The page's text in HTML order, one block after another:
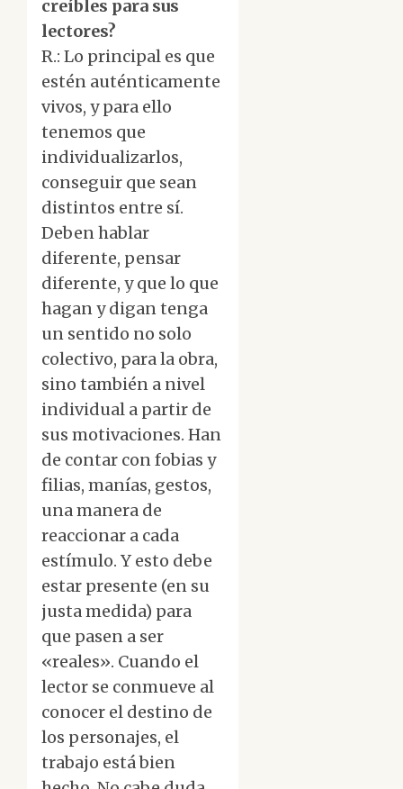
creíbles para sus
lectores?
R.: Lo principal es que
estén auténticamente
vivos, y para ello
tenemos que
individualizarlos,
conseguir que sean
distintos entre sí.
Deben hablar
diferente, pensar
diferente, y que lo que
hagan y digan tenga
un sentido no solo
colectivo, para la obra,
sino también a nivel
individual a partir de
sus motivaciones. Han
de contar con fobias y
filias, manías, gestos,
una manera de
reaccionar a cada
estímulo. Y esto debe
estar presente (en su
justa medida) para
que pasen a ser
«reales». Cuando el
lector se conmueve al
conocer el destino de
los personajes, el
trabajo está bien